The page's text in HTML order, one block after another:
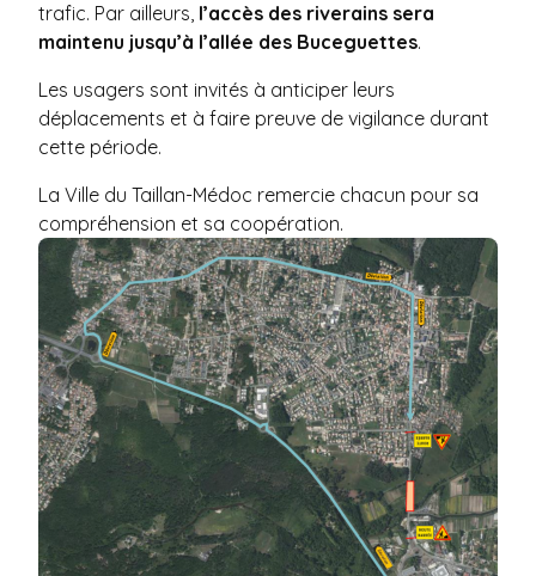
trafic. Par ailleurs, l’accès des riverains sera
maintenu jusqu’à l’allée des Buceguettes.
Les usagers sont invités à anticiper leurs
déplacements et à faire preuve de vigilance durant
cette période.
La Ville du Taillan-Médoc remercie chacun pour sa
compréhension et sa coopération.